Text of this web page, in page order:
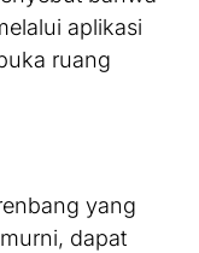
aplikasi
ruang
yang
dapat